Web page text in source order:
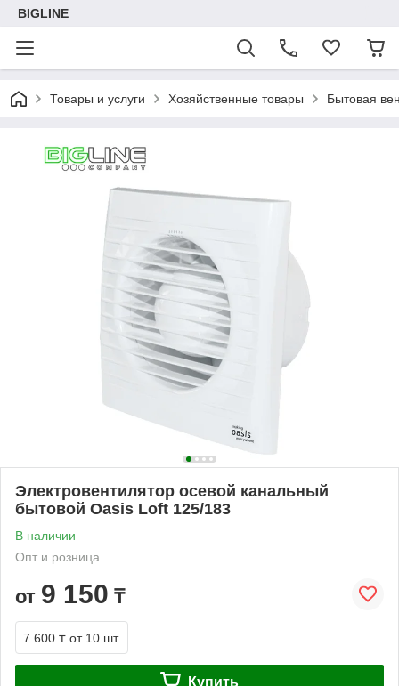
BIGLINE
Товары и услуги Хозяйственные товары Бытовая
Электровентилятор осевой канальный
бытовой Oasis Loft 125/183
В наличии
Опт и розница
от 9 150 ₸
7 600 ₸ от 10 шт.
Купить